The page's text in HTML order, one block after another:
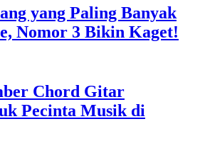
yang Paling Banyak
Nomor 3 Bikin Kaget!
Chord Gitar
Pecinta Musik di